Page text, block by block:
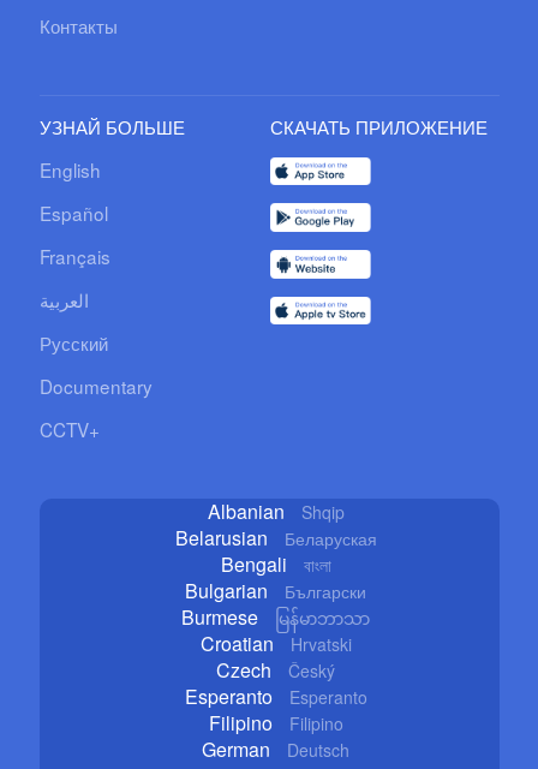
Контакты
УЗНАЙ БОЛЬШЕ
English
Español
Français
العربية
Русский
Documentary
CCTV+
СКАЧАТЬ ПРИЛОЖЕНИЕ
Albanian Shqip
Belarusian Беларуская
Bengali বাংলা
Bulgarian Български
Burmese မြန်မာဘာသာ
Croatian Hrvatski
Czech Český
Esperanto Esperanto
Filipino Filipino
German Deutsch